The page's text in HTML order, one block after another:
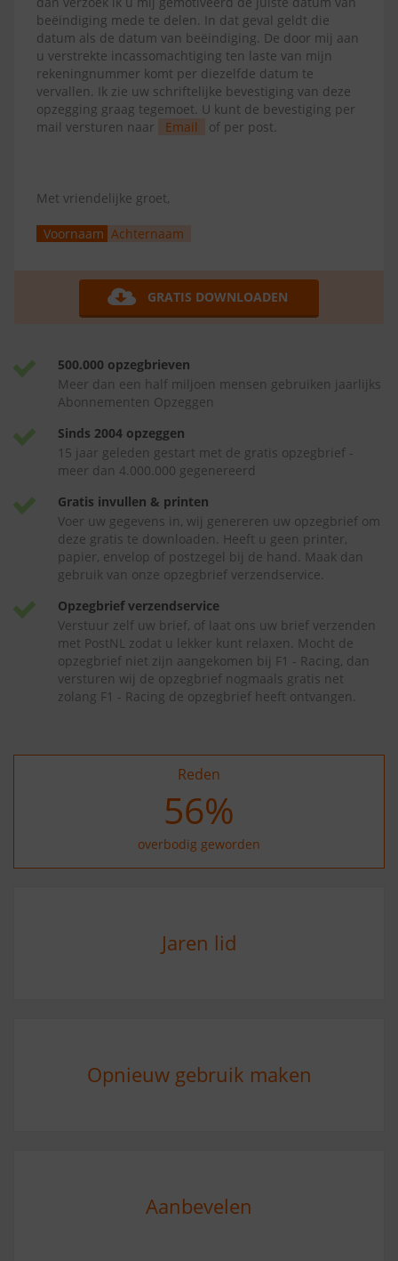
beëindiging mede te delen. In dat geval geldt die
datum als de datum van beëindiging. De door mij aan
u verstrekte incassomachtiging ten laste van mijn
rekeningnummer komt per diezelfde datum te
vervallen. Ik zie uw schriftelijke bevestiging van deze
opzegging graag tegemoet. U kunt de bevestiging per
mail versturen naar
Email of per post.
Met vriendelijke groet,
Voornaam Achternaam
GRATIS DOWNLOADEN
500.000 opzegbrieven
Meer dan een half miljoen mensen gebruiken jaarlijks
Abonnementen Opzeggen
Sinds 2004 opzeggen
15 jaar geleden gestart met de gratis opzegbrief -
meer dan 4.000.000 gegenereerd
Gratis invullen & printen
Voer uw gegevens in, wij genereren uw opzegbrief om
deze gratis te downloaden. Heeft u geen printer,
papier, envelop of postzegel bij de hand. Maak dan
gebruik van onze opzegbrief verzendservice.
Opzegbrief verzendservice
Verstuur zelf uw brief, of laat ons uw brief verzenden
met PostNL zodat u lekker kunt relaxen. Mocht de
opzegbrief niet zijn aangekomen bij F1 - Racing, dan
versturen wij de opzegbrief nogmaals gratis net
zolang F1 - Racing de opzegbrief heeft ontvangen.
Reden
67%
overbodig geworden
Jaren lid
Opnieuw gebruik maken
Aanbevelen